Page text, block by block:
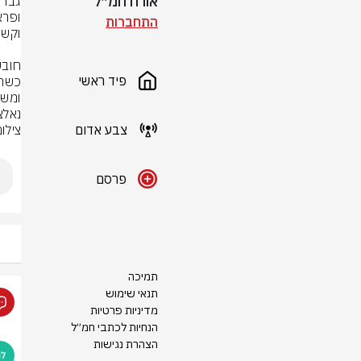
התחברות
פיד ראשי
צבע אדום
פרסם
תמיכה
תנאי שימוש
מדיניות פרטיות
הנחיות לכתבי חמ״ל
הצהרת נגישות